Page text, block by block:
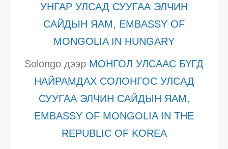
УНГАР УЛСАД СУУГАА ЭЛЧИН
САЙДЫН ЯАМ, EMBASSY OF
MONGOLIA IN HUNGARY
Solongo дээр МОНГОЛ УЛСААС БҮГД
НАЙРАМДАХ СОЛОНГОС УЛСАД
СУУГАА ЭЛЧИН САЙДЫН ЯАМ,
EMBASSY OF MONGOLIA IN THE
REPUBLIC OF KOREA